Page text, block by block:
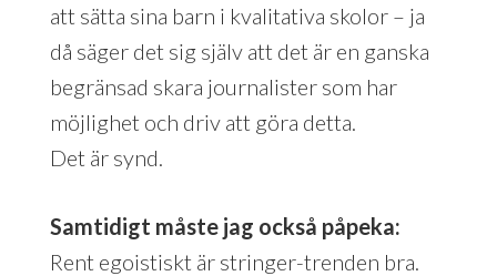
att sätta sina barn i kvalitativa skolor – ja
då säger det sig själv att det är en ganska
begränsad skara journalister som har
möjlighet och driv att göra detta.
Det är synd.
Samtidigt måste jag också påpeka:
Rent egoistiskt är stringer-trenden bra.